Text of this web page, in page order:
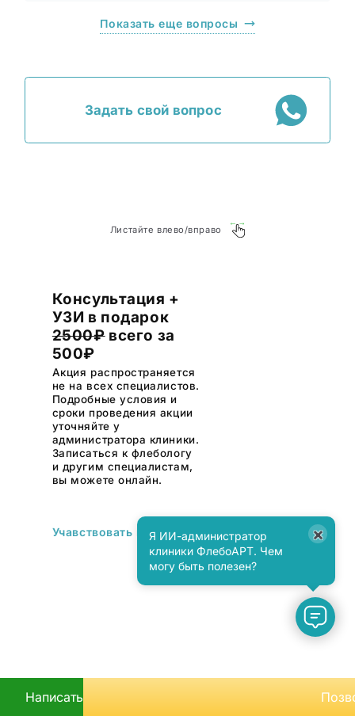
Показать еще вопросы
Задать свой вопрос
Листайте влево/вправо
Консультация +
УЗИ в подарок
2500₽всего за
500₽
Акция распространяется
не на всех специалистов.
Подробные условия и
сроки проведения акции
уточняйте у
администратора клиники.
Записаться к флебологу
и другим специалистам,
вы можете онлайн.
Учавствовать в акции
Написать
Я ИИ-администратор
клиники ФлебоАРТ. Чем
могу быть полезен?
×